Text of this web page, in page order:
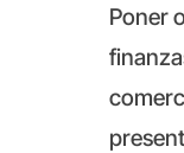
Poner